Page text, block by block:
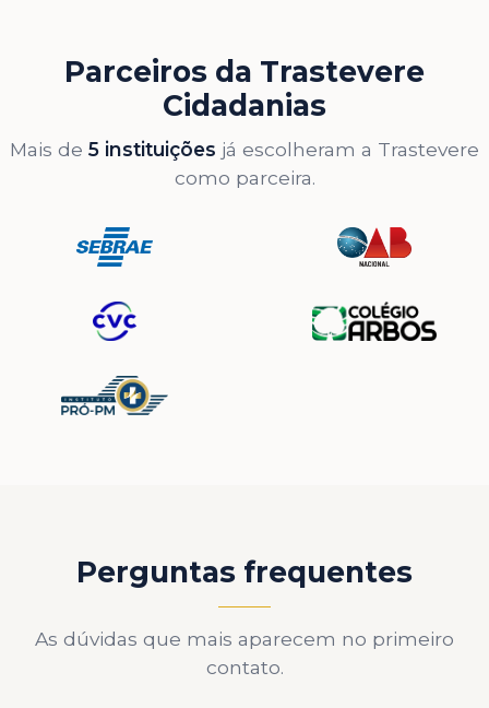
Parceiros da Trastevere
Cidadanias
Mais de 5 instituições já escolheram a Trastevere
como parceira.
Perguntas frequentes
As dúvidas que mais aparecem no primeiro
contato.